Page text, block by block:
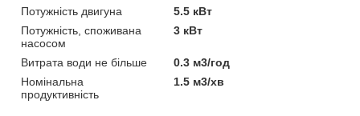
Потужність двигуна
5.5 кВт
Потужність, споживана
насосом
3 кВт
Витрата води не більше
0.3 м3/год
Номінальна
продуктивність
1.5 м3/хв